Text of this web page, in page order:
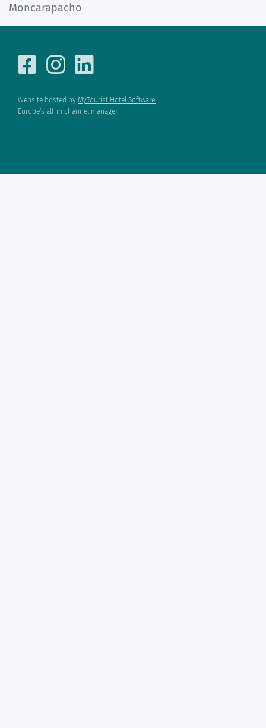
Moncarapacho
Website hosted by MyTourist Hotel Software.
Europe's all-in channel manager.